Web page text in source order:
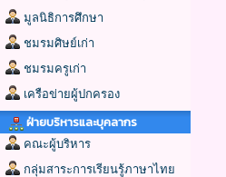
มูลนิธิการศึกษา
ชมรมศิษย์เก่า
ชมรมครูเก่า
เครือข่ายผู้ปกครอง
ฝ่ายบริหารและบุคลากร
คณะผู้บริหาร
กลุ่มสาระการเรียนรู้ภาษาไทย